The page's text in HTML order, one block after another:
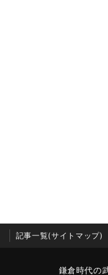
記事一覧(サイトマップ)
鎌倉時代の